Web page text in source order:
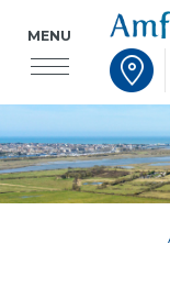
Voir
MENU